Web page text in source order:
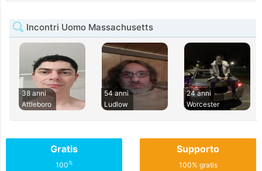
Incontri Uomo Massachusetts
38 anni
Attleboro
54 anni
Ludlow
24 anni
Worcester
Gratis
100%
Supporto
100% gratis